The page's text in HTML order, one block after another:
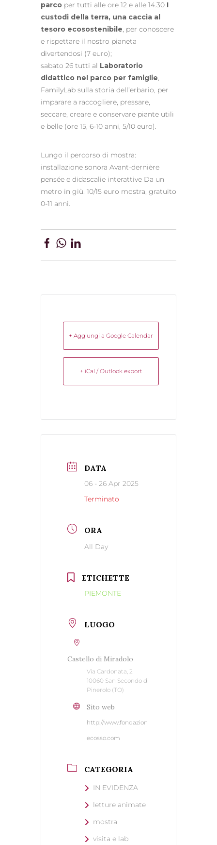
parco per tutti alle ore 12 e alle 14.30 I
custodi della terra, una caccia al
tesoro ecosostenibile, per conoscere
e rispettare il nostro pianeta
divertendosi (7 euro);
sabato 26 tutti al Laboratorio
didattico nel parco per famiglie,
FamilyLab sulla storia dell’erbario, per
imparare a raccogliere, pressare,
seccare, creare e conservare piante utili
e belle (ore 15, 6-10 anni, 5/10 euro).
Lungo il percorso di mostra:
installazione sonora Avant-dernière
pensée e didascalie interattive Da un
metro in giù. 10/15 euro mostra, gratuito
0-11 anni.
+ Aggiungi a Google Calendar
+ iCal / Outlook export
DATA
06 - 26 Apr 2025
Terminato
ORA
All Day
ETICHETTE
PIEMONTE
LUOGO
Castello di Miradolo
Via Cardonata, 2
10060 San Secondo di
Pinerolo (TO)
Sito web
http://www.fondazion
ecosso.com
CATEGORIA
IN EVIDENZA
letture animate
mostra
visita e lab